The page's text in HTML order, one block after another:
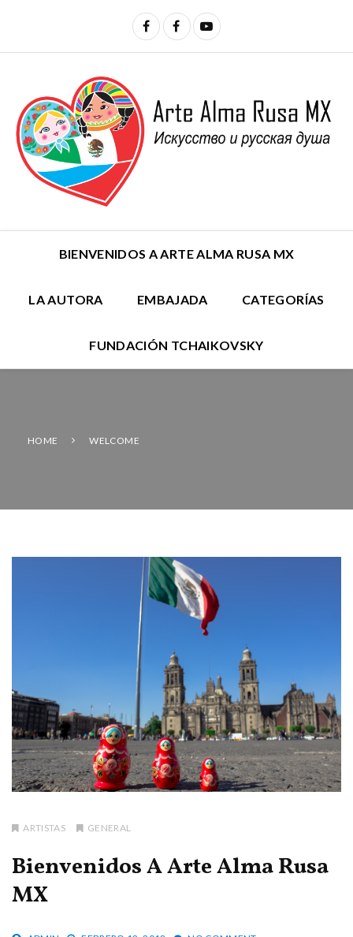
BIENVENIDOS A ARTE ALMA RUSA MX
LA AUTORA EMBAJADA CATEGORÍAS
FUNDACIÓN TCHAIKOVSKY
HOME WELCOME
ARTISTAS GENERAL
Bienvenidos A Arte Alma Rusa
MX